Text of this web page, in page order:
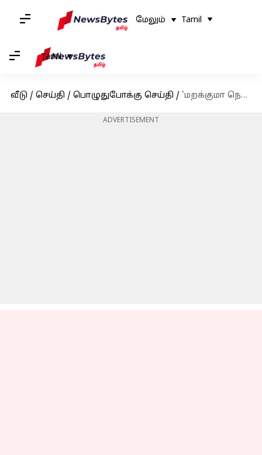
மேலும் Tamil
Tamil
வீடு / செய்தி / பொழுதுபோக்கு செய்தி / 'மறக்குமா நெஞ்சம்' இசை நிகழ்ச்சி குறித்த சர்ச்சைகளுக்கு பதிலளித்த ஏ.ஆர்.ரஹ்மான்
ADVERTISEMENT